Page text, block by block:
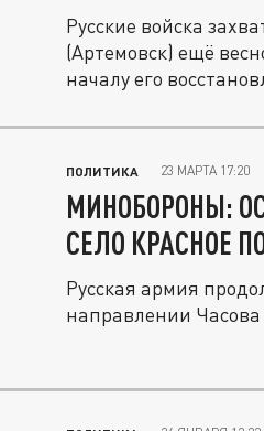
Русские войска
(Артемовск) ещё
началу его
ПОЛИТИКА 23 МАРТА 17:20
МИНОБОРОНЫ:
СЕЛО КРАСНОЕ
Русская армия
направлении Часова